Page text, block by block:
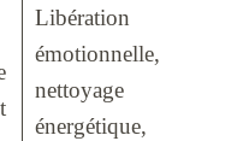
Libération
émotionnelle,
nettoyage
énergétique,